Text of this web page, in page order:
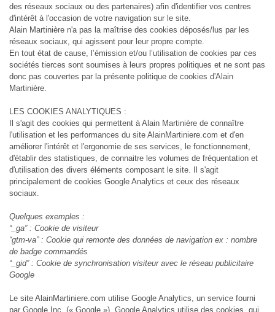
des réseaux sociaux ou des partenaires) afin d'identifier vos centres
d'intérêt à l'occasion de votre navigation sur le site.
Alain Martinière n'a pas la maîtrise des cookies déposés/lus par les
réseaux sociaux, qui agissent pour leur propre compte.
En tout état de cause, l’émission et/ou l’utilisation de cookies par ces
sociétés tierces sont soumises à leurs propres politiques et ne sont pas
donc pas couvertes par la présente politique de cookies d'Alain
Martinière.
LES COOKIES ANALYTIQUES :
Il s'agit des cookies qui permettent à Alain Martinière de connaître
l'utilisation et les performances du site AlainMartiniere.com et d'en
améliorer l'intérêt et l'ergonomie de ses services, le fonctionnement,
d'établir des statistiques, de connaitre les volumes de fréquentation et
d'utilisation des divers éléments composant le site. Il s'agit
principalement de cookies Google Analytics et ceux des réseaux
sociaux.
Quelques exemples :
“_ga” : Cookie de visiteur
“gtm-va” : Cookie qui remonte des données de navigation ex : nombre
de badge commandés
“_gid” : Cookie de synchronisation visiteur avec le réseau publicitaire
Google
Le site AlainMartiniere.com utilise Google Analytics, un service fourni
par Google Inc. (« Google »). Google Analytics utilise des cookies, qui